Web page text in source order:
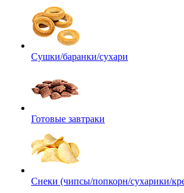
Сушки/баранки/сухари
Готовые завтраки
Снеки (чипсы/попкорн/сухарики/